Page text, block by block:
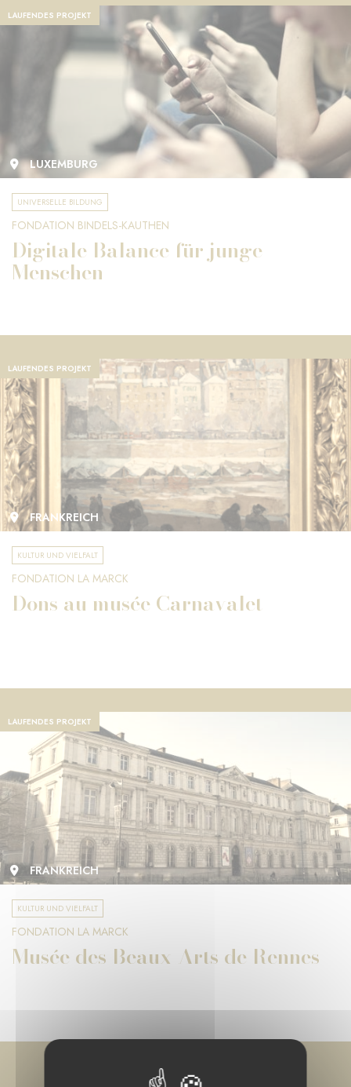
LAUFENDES PROJEKT
LUXEMBURG
UNIVERSELLE BILDUNG
FONDATION BINDELS-KAUTHEN
Digitale Balance für junge
Menschen
LAUFENDES PROJEKT
FRANKREICH
KULTUR UND VIELFALT
FONDATION LA MARCK
Dons au musée Carnavalet
LAUFENDES PROJEKT
FRANKREICH
KULTUR UND VIELFALT
FONDATION LA MARCK
Musée des Beaux-Arts de Rennes